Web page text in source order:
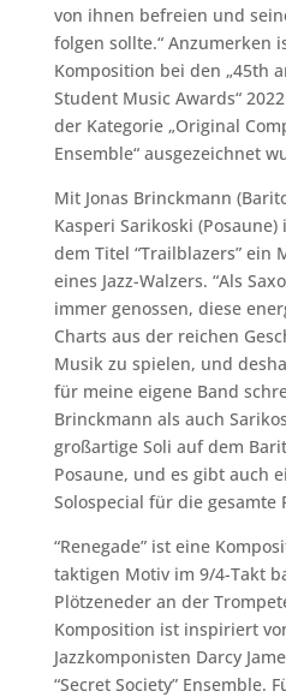
von ihnen befreien und
folgen sollte.“ Anzumerken
Komposition bei den „45th
Student Music Awards“
der Kategorie „Original
Ensemble“ ausgezeichnet
Mit Jonas Brinckmann
Kasperi Sarikoski
dem Titel “Trailblazers” ein
eines Jazz-Walzers. “Als
immer genossen, diese
Charts aus der reichen
Musik zu spielen, und
für meine eigene Band
Brinckmann als auch
großartige Soli auf dem
Posaune, und es gibt auch
Solospecial für die gesamte
“Renegade” ist eine
taktigen Motiv im 9/4-Takt
Plötzeneder an der
Komposition ist inspiriert
Jazzkomponisten Darcy
“Secret Society” Ensemble.